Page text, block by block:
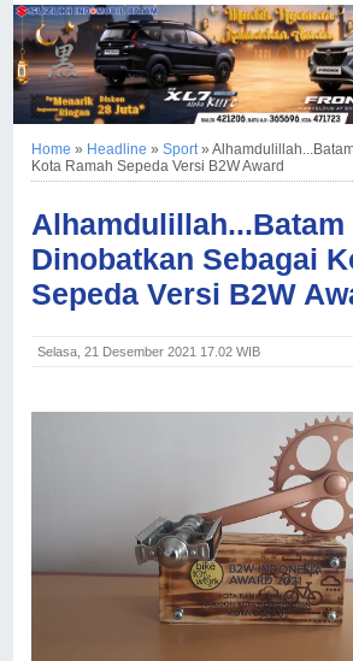
Home » Headline »Sport»
Kota Ramah Sepeda Versi B2W Award
Alhamdulillah...Batam
Dinobatkan Sebagai
Sepeda Versi B2W
Selasa, 21 Desember 2021 17.02 WIB